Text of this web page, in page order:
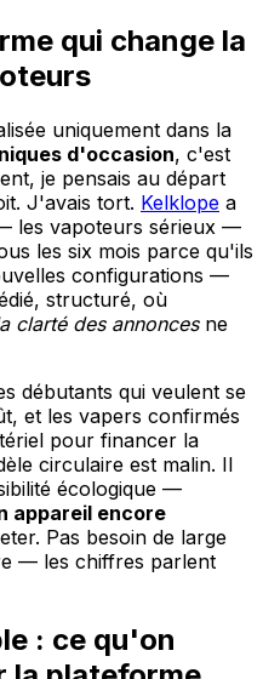
qui change la
uniquement dans la
d'occasion, c'est
je pensais au départ
J'avais tort. Kelklope a
les vapoteurs sérieux —
les six mois parce qu'ils
configurations —
structuré, où
clarté des annoncesne
débutants qui veulent se
et les vapers confirmés
pour financer la
circulaire est malin. Il
écologique —
appareil encore
Pas besoin de large
— les chiffres parlent
: ce qu'on